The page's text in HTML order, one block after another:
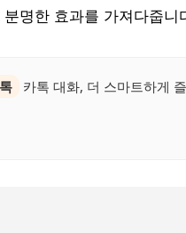
분명한 효과를 가져다줍니
카톡 대화, 더 스마트하게